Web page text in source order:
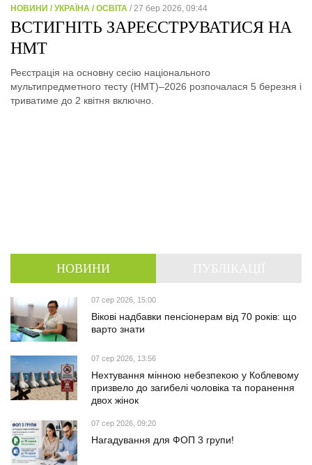
НОВИНИ / УКРАЇНА / ОСВІТА / 27 бер 2026, 09:44
ВСТИГНІТЬ ЗАРЕЄСТРУВАТИСЯ НА
НМТ
Реєстрація на основну сесію національного
мультипредметного тесту (НМТ)–2026 розпочалася 5 березня і
триватиме до 2 квітня включно.
НОВИНИ
07 сер 2026, 15:00
Вікові надбавки пенсіонерам від 70 років: що
варто знати
07 сер 2026, 13:56
Нехтування мінною небезпекою у Коблевому
призвело до загибелі чоловіка та поранення
двох жінок
07 сер 2026, 09:20
Нагадування для ФОП 3 групи!